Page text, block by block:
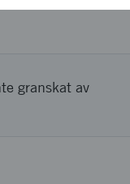
granskat av